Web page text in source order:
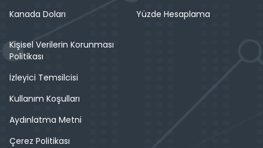
Kanada Doları
Yüzde Hesaplama
Kişisel Verilerin Korunması
Politikası
İzleyici Temsilcisi
Kullanım Koşulları
Aydınlatma Metni
Çerez Politikası